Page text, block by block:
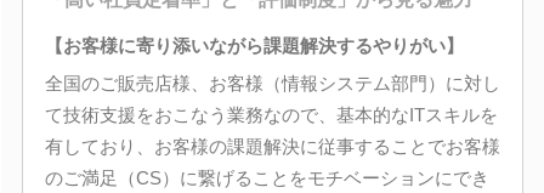
【お客様に寄り添いながら課題解決するやりがい】
全国のご販売店様、お客様（情報システム部門）に対し
て技術支援をおこなう業務なので、基本的なITスキルを
有しており、お客様の課題解決に従事することでお客様
のご満足（CS）に繋げることをモチベーションにでき